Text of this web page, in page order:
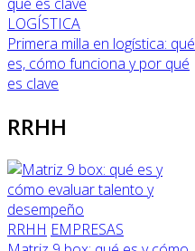
LOGÍSTICA
Primera milla en logística: qué
es, cómo funciona y por qué
es clave
RRHH
RRHH EMPRESAS